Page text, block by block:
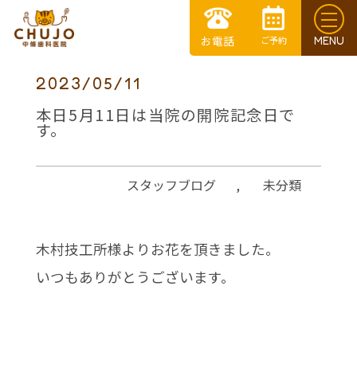
2023/05/11
本日5月11日は当院の開院記念日で
す。
スタッフブログ , 未分類
木村技工所様よりお花を頂きました。
いつもありがとうございます。